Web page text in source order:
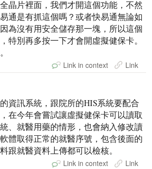
晶片裡面，我們才開這個功能，不然
通是有抓這個嗎？或者快易通無論如
為沒有用安全儲存那一塊，所以這個
特別再多按一下才會開虛擬健保卡。
Link in context Link
資訊系統，跟院所的HIS系統要配合
在今年會嘗試讓虛擬健保卡可以讀取
、就醫用藥的情形，也會納入修改讀
體取得正常的就醫序號，包含後面的
跟就醫資料上傳都可以檢核。
Link in context Link